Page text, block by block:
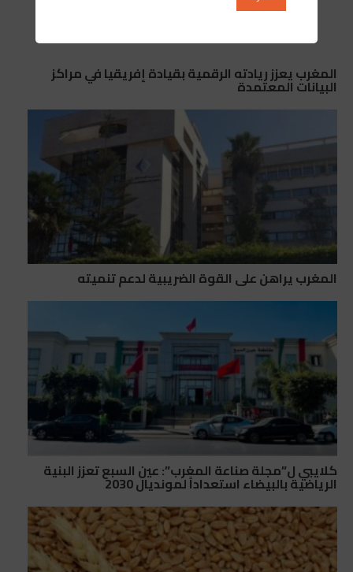
المغرب يعزز ريادته الرقمية بقيادة إفريقيا في مراكز
البيانات المعتمدة
المغرب يراهن على القوة الضريبية لدعم تنميته
كلايبي ل”مجلة صناعة المغرب”: عين السبع تعزز البنية
الرياضية بالبيضاء استعداداً لمونديال 2030